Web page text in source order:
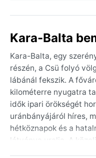
Kara-Balta
Kara-Balta, egy
részén, a Csü folyó
lábánál fekszik. A
kilométerre nyugatra
idők ipari örökségét
uránbányájáról híres,
hétköznapok és a
látványa uralja. A